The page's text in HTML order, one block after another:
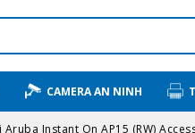
CAMERA AN NINH
Instant On AP15 (RW)